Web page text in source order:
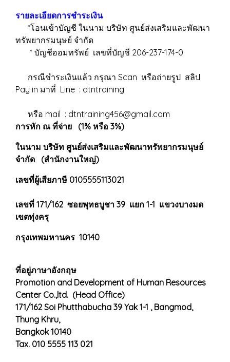
รายละเอียดการชำระเงิน
*โอนเข้าบัญชี ในนาม บริษัท ศูนย์ส่งเสริมและพัฒนา
ทรัพยากรมนุษย์ จำกัด
* บัญชีออมทรัพย์ เลขที่บัญชี 206-237-174-0
กรณีชำระเงินแล้ว กรุณา Scan หรือถ่ายรูป สลิป
Pay in มาที่ Line : dtntraining
หรือ mail : dtntraining456@gmail.com
การหัก ณ ที่จ่าย (1% หรือ 3%)
ในนาม บริษัท ศูนย์ส่งเสริมและพัฒนาทรัพยากรมนุษย์
จำกัด (สำนักงานใหญ่)
เลขที่ผู้เสียภาษี 0105555113021
เลขที่ 171/162 ซอยพุทธบูชา 39 แยก 1-1 แขวงบางมด
เขตทุ่งครุ
กรุงเทพมหานคร 10140
ที่อยู่ภาษาอังกฤษ
Promotion and Development of Human Resources
Center Co.,ltd. (Head Office)
171/162 Soi Phutthabucha 39 Yak 1-1 , Bangmod,
Thung Khru,
Bangkok 10140
Tax. 010 5555 113 021